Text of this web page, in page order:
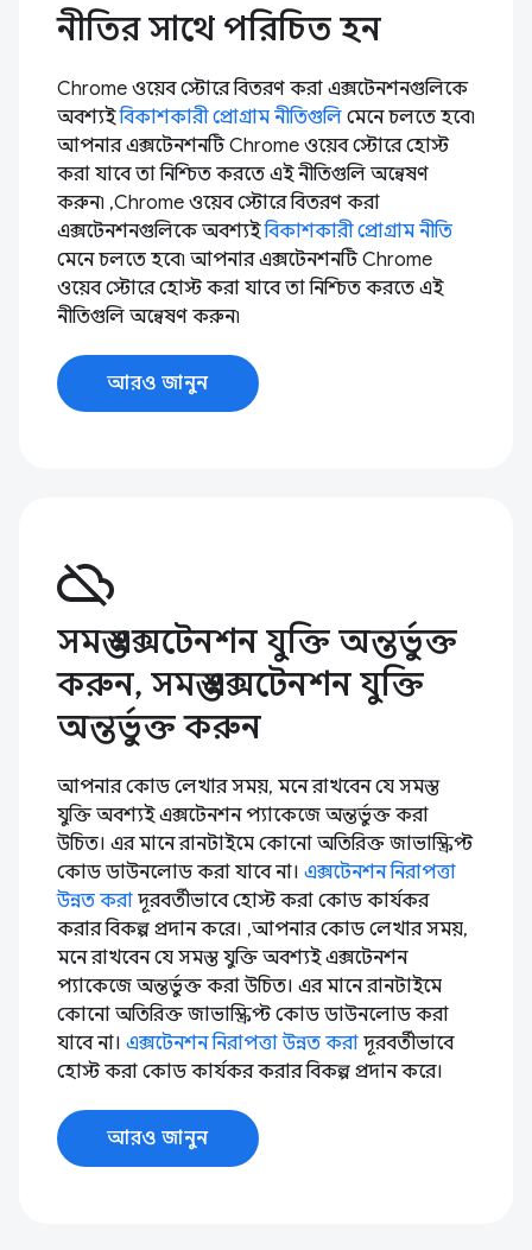
নীতির সাথে পরিচিত হন
Chrome ওয়েব স্টোরে বিতরণ করা এক্সটেনশনগুলিকে
অবশ্যইবিকাশকারী প্রোগ্রাম নীতিগুলি মেনে চলতে হবে৷
আপনার এক্সটেনশনটি Chrome ওয়েব স্টোরে হোস্ট
করা যাবে তা নিশ্চিত করতে এই নীতিগুলি অন্বেষণ
করুন৷ ,Chrome ওয়েব স্টোরে বিতরণ করা
এক্সটেনশনগুলিকে অবশ্যইবিকাশকারী প্রোগ্রাম নীতি
মেনে চলতে হবে৷ আপনার এক্সটেনশনটি Chrome
ওয়েব স্টোরে হোস্ট করা যাবে তা নিশ্চিত করতে এই
নীতিগুলি অন্বেষণ করুন৷
আরও জানুন
cloud_off
সমস্ত এক্সটেনশন যুক্তি অন্তর্ভুক্ত
করুন, সমস্ত এক্সটেনশন যুক্তি
অন্তর্ভুক্ত করুন
আপনার কোড লেখার সময়, মনে রাখবেন যে সমস্ত
যুক্তি অবশ্যই এক্সটেনশন প্যাকেজে অন্তর্ভুক্ত করা
উচিত। এর মানে রানটাইমে কোনো অতিরিক্ত জাভাস্ক্রিপ্ট
কোড ডাউনলোড করা যাবে না। এক্সটেনশন নিরাপত্তা
উন্নত করা দূরবর্তীভাবে হোস্ট করা কোড কার্যকর
করার বিকল্প প্রদান করে। ,আপনার কোড লেখার সময়,
মনে রাখবেন যে সমস্ত যুক্তি অবশ্যই এক্সটেনশন
প্যাকেজে অন্তর্ভুক্ত করা উচিত। এর মানে রানটাইমে
কোনো অতিরিক্ত জাভাস্ক্রিপ্ট কোড ডাউনলোড করা
যাবে না। এক্সটেনশন নিরাপত্তা উন্নত করা দূরবর্তীভাবে
হোস্ট করা কোড কার্যকর করার বিকল্প প্রদান করে।
আরও জানুন